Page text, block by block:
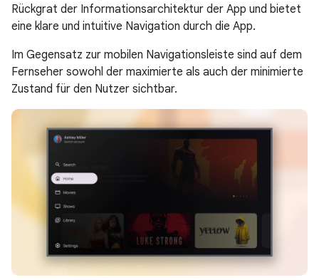
Rückgrat der Informationsarchitektur der App und bietet
eine klare und intuitive Navigation durch die App.
Im Gegensatz zur mobilen Navigationsleiste sind auf dem
Fernseher sowohl der maximierte als auch der minimierte
Zustand für den Nutzer sichtbar.